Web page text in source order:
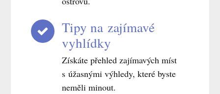
Tipy na zajímavé
vyhlídky
Získáte přehled zajímavých míst
s úžasnými výhledy, které byste
neměli minout.